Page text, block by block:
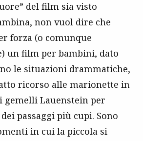
del film sia visto
non vuol dire che
forza (o comunque
un film per bambini, dato
le situazioni drammatiche,
ricorso alle marionette in
gemelli Lauenstein per
passaggi più cupi. Sono
in cui la piccola si